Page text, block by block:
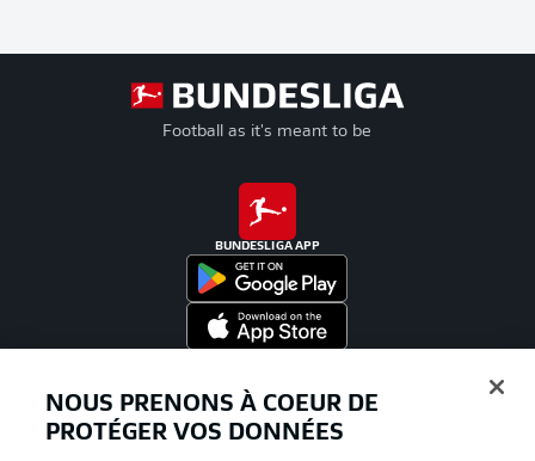
Football as it's meant to be
BUNDESLIGA APP
NOUS PRENONS À COEUR DE
PROTÉGER VOS DONNÉES